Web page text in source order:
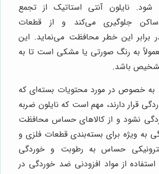
شود. نایلون آنتی استاتیک از تجمع
ساکن جلوگیری می‌کند و از قطعات
برابر این خطر محافظت می‌نماید. این
به رنگ صورتی یا مشکی است تا به
باشد.
به خصوص در مورد محتویات بسته‌ای که
قرار دارند، مهم است که نایلون ضربه
نشود و از کالاهای حساس محافظت
به ویژه برای بسته‌بندی قطعات فلزی و
حساس به رطوبت و خوردگی
از مواد افزودنی ضد خوردگی در